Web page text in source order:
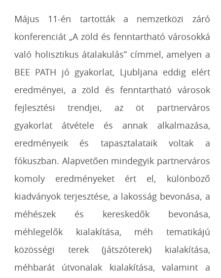
Május 11-én tartották a nemzetközi záró
konferenciát „A zöld és fenntartható városokká
való holisztikus átalakulás” címmel, amelyen a
BEE PATH jó gyakorlat, Ljubljana eddig elért
eredményei, a zöld és fenntartható városok
fejlesztési trendjei, az öt partnerváros
gyakorlat átvétele és annak alkalmazása,
eredményeik és tapasztalataik voltak a
fókuszban. Alapvetően mindegyik partnerváros
komoly eredményeket ért el, különböző
kiadványok terjesztése, a lakosság bevonása, a
méhészek és kereskedők bevonása,
méhlegelők kialakítása, méh tematikájú
közösségi terek (játszóterek) kialakítása,
méhbarát útvonalak kialakítása, valamint a